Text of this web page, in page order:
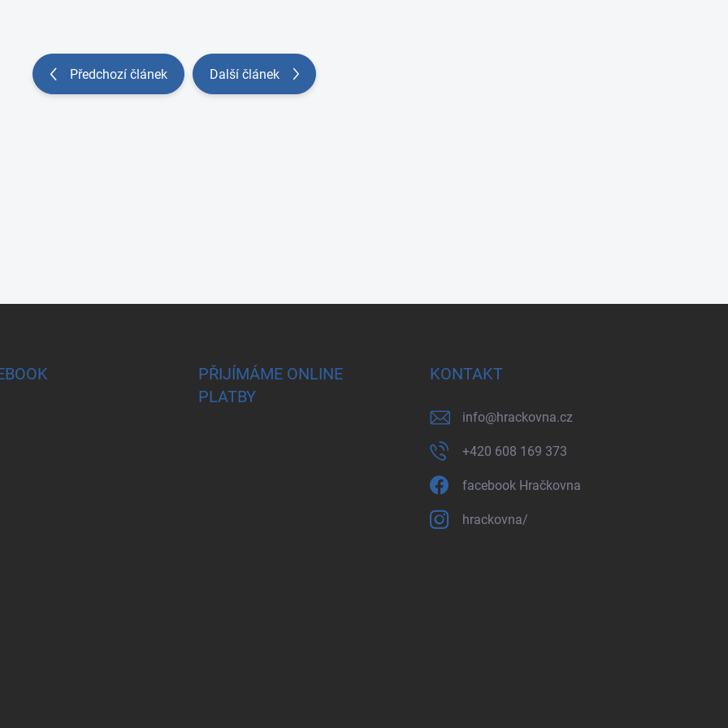
Předchozí článek Další článek
PŘIJÍMÁME ONLINE
PLATBY
KONTAKT
info@hrackovna.cz
+420 608 169 373
facebook Hračkovna
hrackovna/